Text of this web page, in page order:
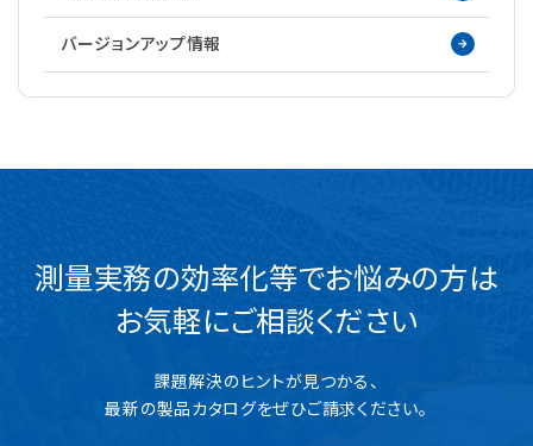
バージョンアップ情報
測量実務の効率化等でお悩みの方は
お気軽にご相談ください
課題解決のヒントが見つかる、
最新の製品カタログをぜひご請求ください。